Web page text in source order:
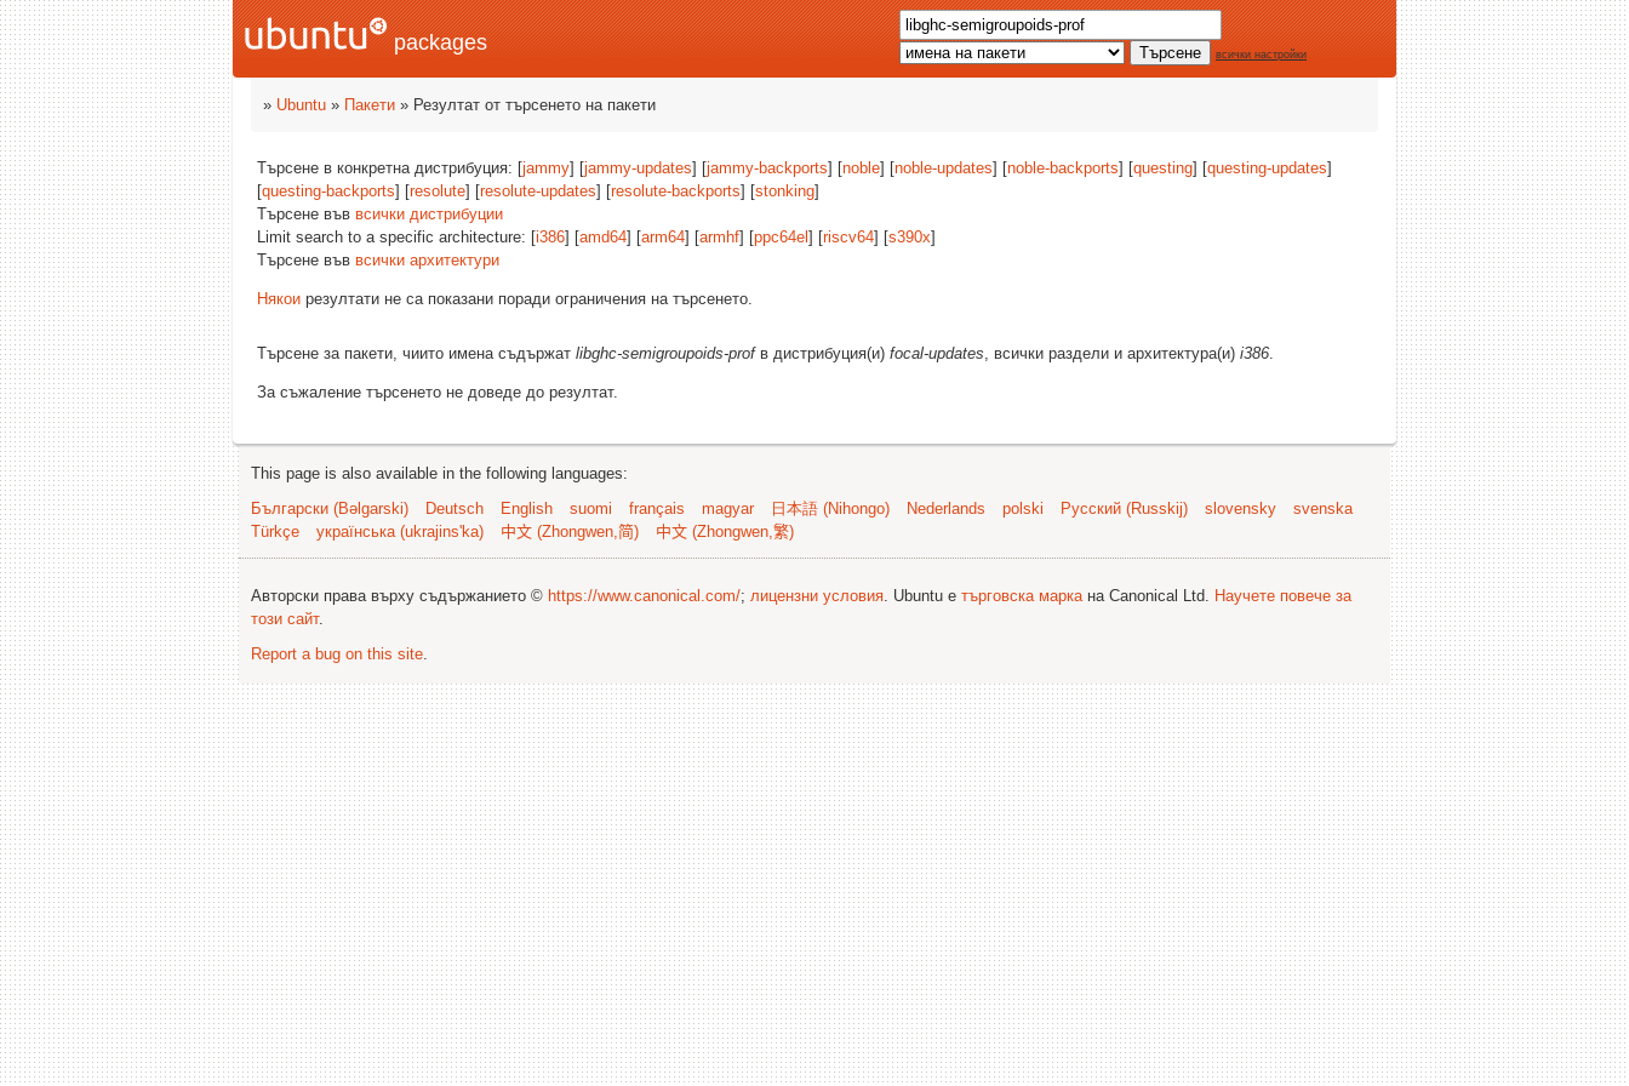
packages всички настройки
» Ubuntu » Пакети » Резултат от търсенето на пакети
Търсене в конкретна дистрибуция: [jammy] [jammy-updates] [jammy-backports] [noble] [noble-updates] [noble-backports] [questing] [questing-updates]
[questing-backports] [resolute] [resolute-updates] [resolute-backports] [stonking]
Търсене във всички дистрибуции
Limit search to a specific architecture: [i386] [amd64] [arm64] [armhf] [ppc64el ] [riscv64] [s390x]
Търсене във всички архитектури
Някои резултати не са показани поради ограничения на търсенето.
Търсене за пакети, чиито имена съдържат libghc-semigroupoids-profв дистрибуция(и) focal-updates, всички раздели и архитектура(и) i386.
За съжаление търсенето не доведе до резултат.
This page is also available in the following languages:
Български (Bəlgarski)
Deutsch English suomi français magyar 日本語 (Nihongo) Nederlands polski Русский (Russkij) slovensky
svenska
Türkçe
українська (ukrajins'ka) 中文 (Zhongwen,简) 中文 (Zhongwen,繁)
Авторски права върху съдържанието © https://www.canonical.com/; лицензни условия. Ubuntu е търговска маркана Canonical Ltd. Научете повече за
този сайт.
Report a bug on this site.